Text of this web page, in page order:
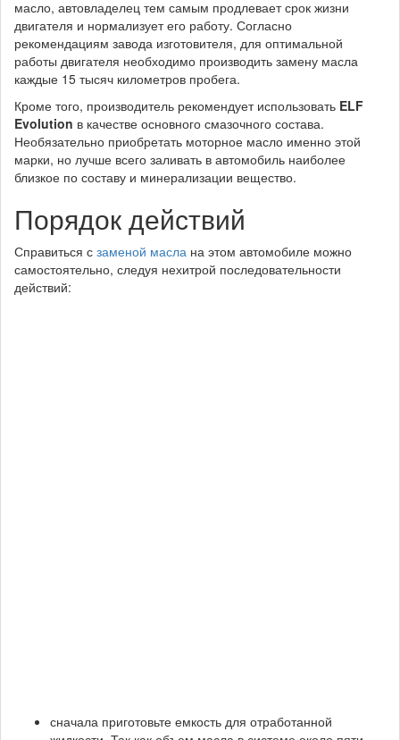
масло, автовладелец тем самым продлевает срок жизни
двигателя и нормализует его работу. Согласно
рекомендациям завода изготовителя, для оптимальной
работы двигателя необходимо производить замену масла
каждые 15 тысяч километров пробега.
Кроме того, производитель рекомендует использовать ELF
Evolution в качестве основного смазочного состава.
Необязательно приобретать моторное масло именно этой
марки, но лучше всего заливать в автомобиль наиболее
близкое по составу и минерализации вещество.
Порядок действий
Справиться с заменой масла на этом автомобиле можно
самостоятельно, следуя нехитрой последовательности
действий:
сначала приготовьте емкость для отработанной